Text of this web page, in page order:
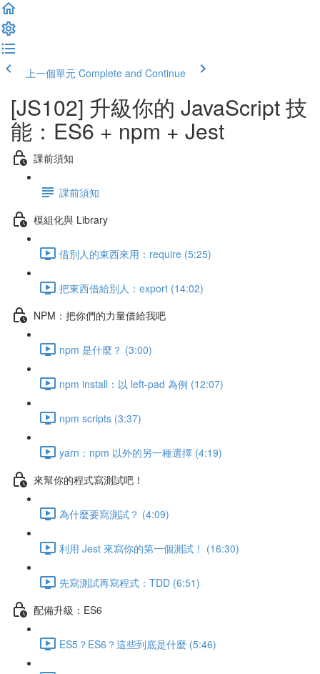
上一個單元 Complete and Continue
[JS102] 升級你的 JavaScript 技
能：ES6 + npm + Jest
課前須知
課前須知
模組化與 Library
借別人的東西來用：require (5:25)
把東西借給別人：export (14:02)
NPM：把你們的力量借給我吧
npm 是什麼？ (3:00)
npm install：以 left-pad 為例 (12:07)
npm scripts (3:37)
yarn：npm 以外的另一種選擇 (4:19)
來幫你的程式寫測試吧！
為什麼要寫測試？ (4:09)
利用 Jest 來寫你的第一個測試！ (16:30)
先寫測試再寫程式：TDD (6:51)
配備升級：ES6
ES5？ES6？這些到底是什麼 (5:46)